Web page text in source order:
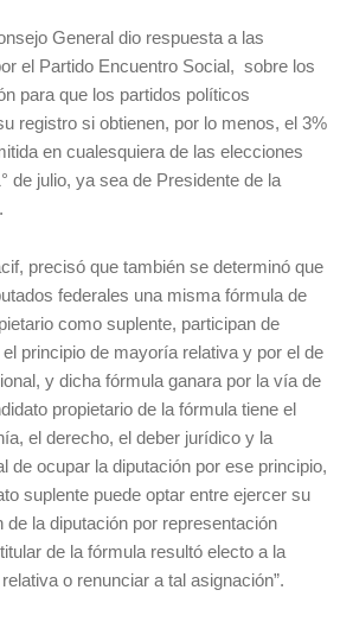
General dio respuesta a las
el Partido Encuentro Social, sobre los
para que los partidos políticos
registro si obtienen, por lo menos, el 3%
en cualesquiera de las elecciones
de julio, ya sea de Presidente de la
precisó que también se determinó que
federales una misma fórmula de
como suplente, participan de
principio de mayoría relativa y por el de
y dicha fórmula ganara por la vía de
propietario de la fórmula tiene el
el derecho, el deber jurídico y la
de ocupar la diputación por ese principio,
suplente puede optar entre ejercer su
de la diputación por representación
de la fórmula resultó electo a la
o renunciar a tal asignación”.